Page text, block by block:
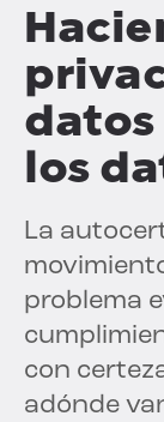
datos
los
La
problema
con
adónde